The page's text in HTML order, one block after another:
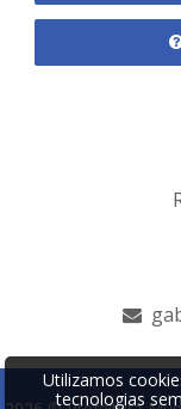
Utilizamos
tecnologias